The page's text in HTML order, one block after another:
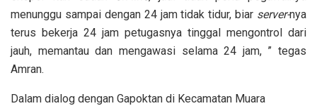
menunggu sampai dengan 24 jam tidak tidur, biar server-nya
terus bekerja 24 jam petugasnya tinggal mengontrol dari
jauh, memantau dan mengawasi selama 24 jam, ” tegas
Amran.
Dalam dialog dengan Gapoktan di Kecamatan Muara